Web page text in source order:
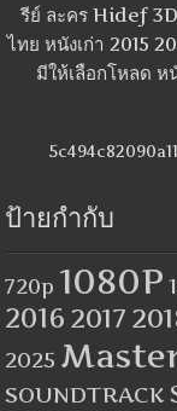
รีย์ ละคร Hidef
ไทย หนังเก่า 2015
มีให้เลือกโหลด
ป้ายกำกับ
720p 1080P
2016 2017
2025
SOUNDTRACK